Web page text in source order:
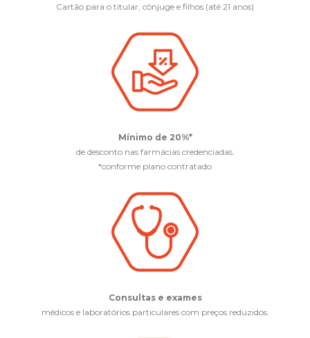
Cartão para o titular, cônjuge e filhos (até 21 anos)
Mínimo de 20%*
de desconto nas farmácias credenciadas.
*conforme plano contratado
Consultas e exames
médicos e laboratórios particulares com preços reduzidos.